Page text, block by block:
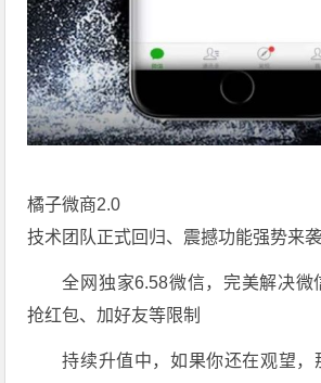
橘子微商2.0
技术团队正式回归、震撼功能强势来袭
全网独家6.58微信，完美解决微
抢红包、加好友等限制
持续升值中，如果你还在观望，